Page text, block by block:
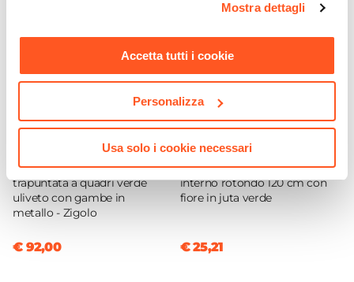
momento. Per maggiori informazioni si invita a leggere la
Mostra dettagli
Accetta tutti i cookie
Personalizza
Usa solo i cookie necessari
83 cm
Materiale Gambe
Colore Gambe
Verde uliveto
Colore Seduta
Verde uliveto
Trama
Set 2 sedie in similpelle
trapuntata a quadri verde
uliveto con gambe in
metallo - Zigolo
€ 92,00
CODICE:TPT12VF
Tappeto da esterno o
interno rotondo 120 cm con
fiore in juta verde
€ 25,21